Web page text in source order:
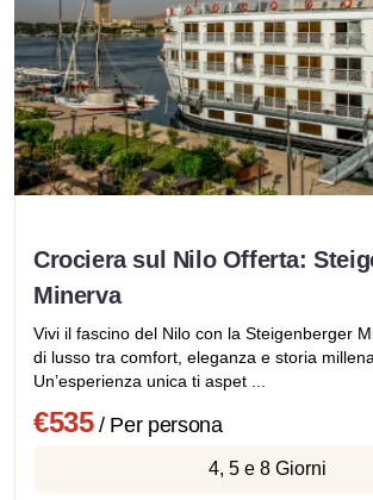
Crociera sul Nilo Offerta:
Minerva
Vivi il fascino del Nilo con la Steigenberger
di lusso tra comfort, eleganza e storia
Un’esperienza unica ti aspet ...
€535/ Per persona
4, 5 e 8 Giorni